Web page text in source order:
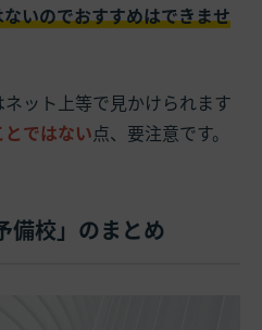
いのでおすすめはできませ
ット上等で見かけられます
ではない点、要注意です。
校」のまとめ